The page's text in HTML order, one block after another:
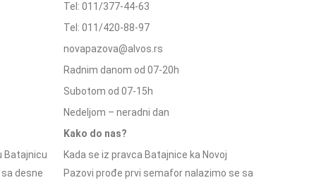
Batajnicu
desne
Tel: 011/377-44-63
Tel: 011/420-88-97
novapazova@alvos.rs
Radnim danom od 07-20h
Subotom od 07-15h
Nedeljom – neradni dan
Kako do nas?
Kada se iz pravca Batajnice ka Novoj
Pazovi prođe prvi semafor nalazimo se sa